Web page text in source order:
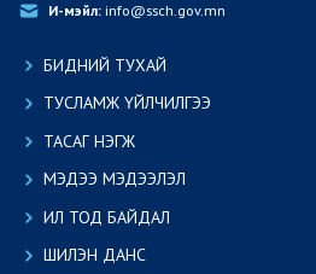
И-мэйл: info@ssch.gov.mn
БИДНИЙ ТУХАЙ
ТУСЛАМЖ ҮЙЛЧИЛГЭЭ
ТАСАГ НЭГЖ
МЭДЭЭ МЭДЭЭЛЭЛ
ИЛ ТОД БАЙДАЛ
ШИЛЭН ДАНС